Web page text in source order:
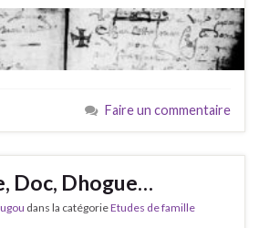
Faire un commentaire
Doc, Dhogue…
dans la catégorieEtudes de famille